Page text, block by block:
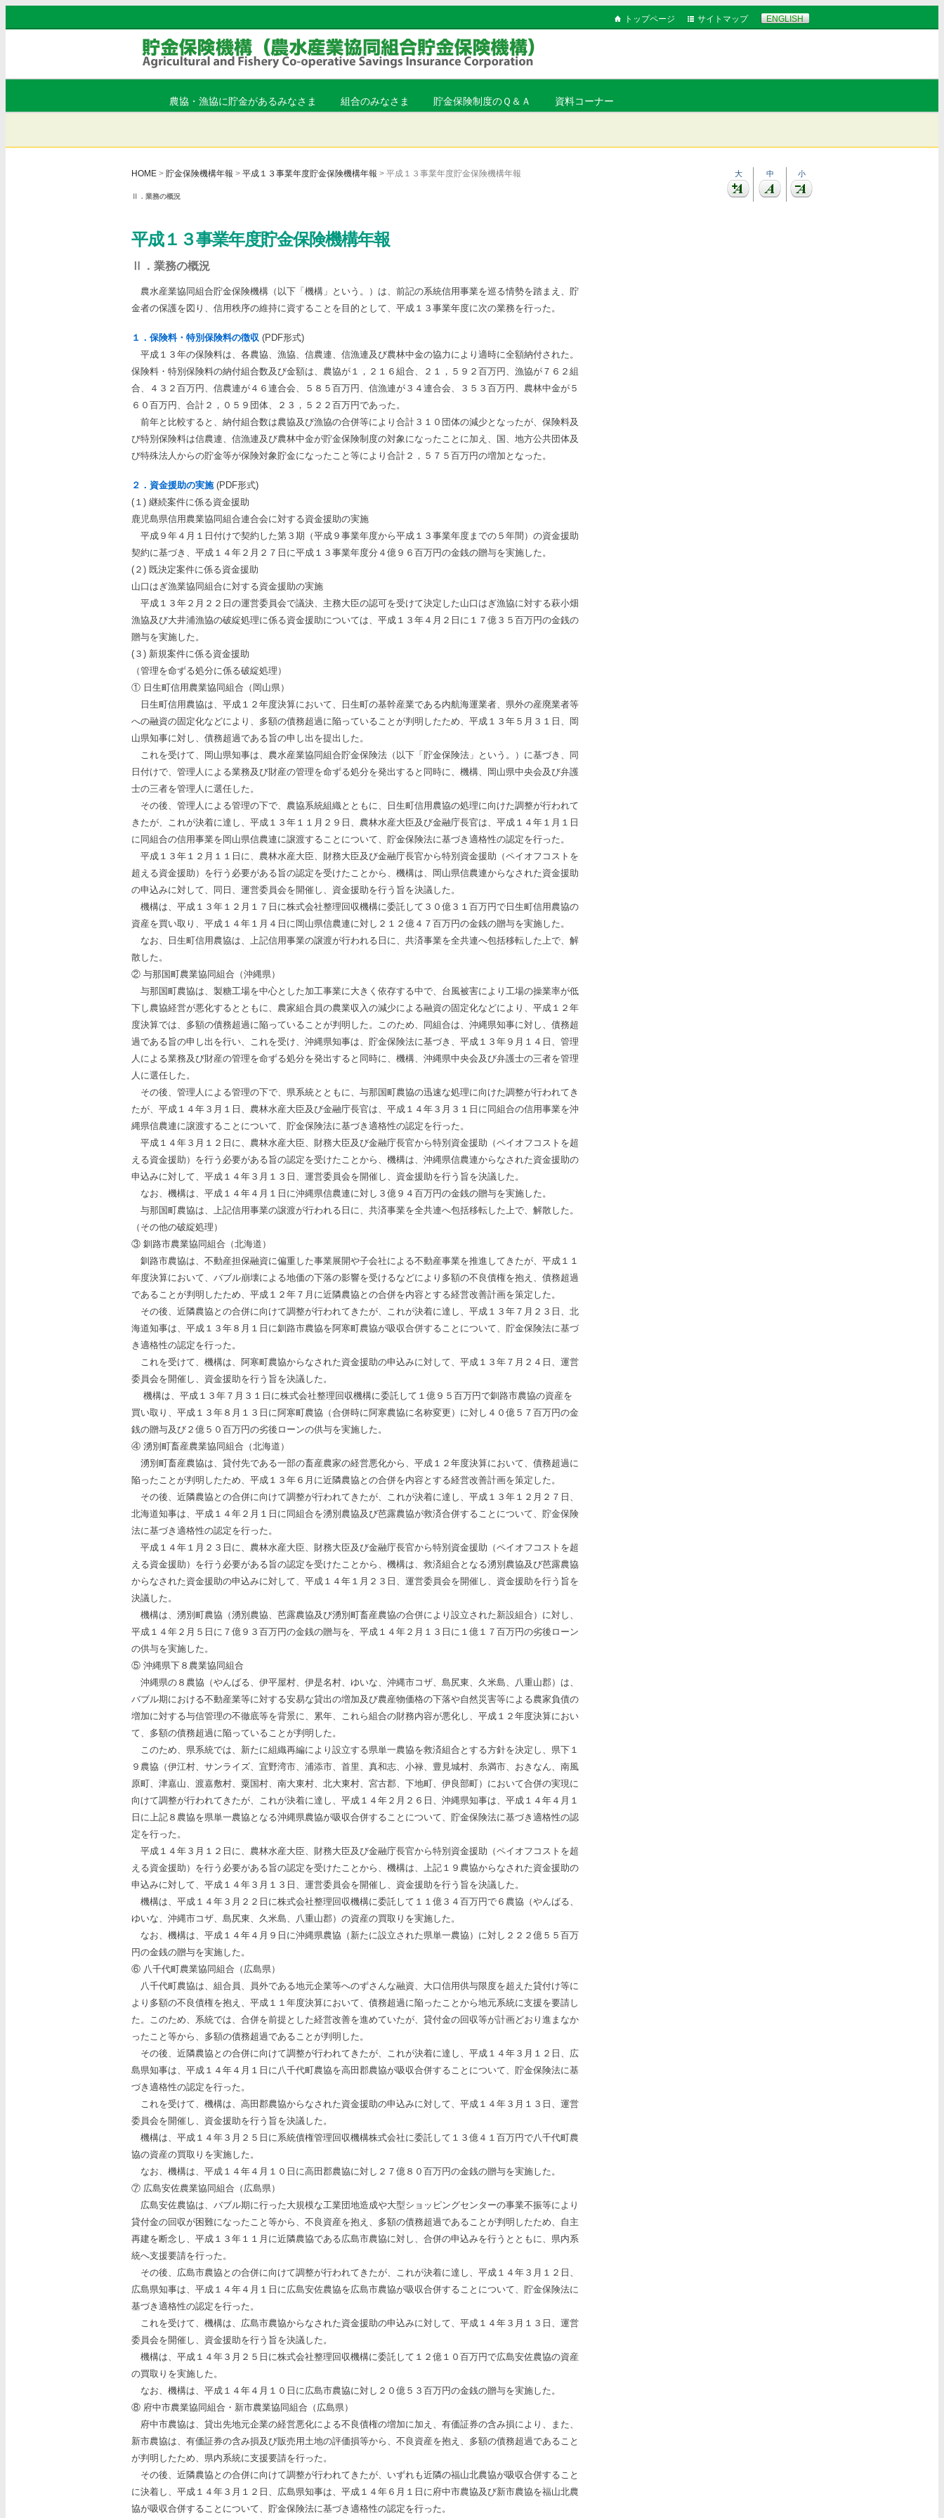
トップページ サイトマップ ENGLISH
農協・漁協に貯金があるみなさま 組合のみなさま 貯金保険制度のＱ＆Ａ 資料コーナー
HOME > 貯金保険機構年報 > 平成１３事業年度貯金保険機構年報 > 平成１３事業年度貯金保険機構年報
Ⅱ．業務の概況
平成１３事業年度貯金保険機構年報
Ⅱ．業務の概況
農水産業協同組合貯金保険機構（以下「機構」という。）は、前記の系統信用事業を巡る情勢を踏まえ、貯
金者の保護を図り、信用秩序の維持に資することを目的として、平成１３事業年度に次の業務を行った。
１．保険料・特別保険料の徴収 (PDF形式)
平成１３年の保険料は、各農協、漁協、信農連、信漁連及び農林中金の協力により適時に全額納付された。
保険料・特別保険料の納付組合数及び金額は、農協が１，２１６組合、２１，５９２百万円、漁協が７６２組
合、４３２百万円、信農連が４６連合会、５８５百万円、信漁連が３４連合会、３５３百万円、農林中金が５
６０百万円、合計２，０５９団体、２３，５２２百万円であった。
前年と比較すると、納付組合数は農協及び漁協の合併等により合計３１０団体の減少となったが、保険料及
び特別保険料は信農連、信漁連及び農林中金が貯金保険制度の対象になったことに加え、国、地方公共団体及
び特殊法人からの貯金等が保険対象貯金になったこと等により合計２，５７５百万円の増加となった。
２．資金援助の実施(PDF形式)
(１) 継続案件に係る資金援助
鹿児島県信用農業協同組合連合会に対する資金援助の実施
平成９年４月１日付けで契約した第３期（平成９事業年度から平成１３事業年度までの５年間）の資金援助
契約に基づき、平成１４年２月２７日に平成１３事業年度分４億９６百万円の金銭の贈与を実施した。
(２) 既決定案件に係る資金援助
山口はぎ漁業協同組合に対する資金援助の実施
平成１３年２月２２日の運営委員会で議決、主務大臣の認可を受けて決定した山口はぎ漁協に対する萩小畑
漁協及び大井浦漁協の破綻処理に係る資金援助については、平成１３年４月２日に１７億３５百万円の金銭の
贈与を実施した。
(３) 新規案件に係る資金援助
（管理を命ずる処分に係る破綻処理）
① 日生町信用農業協同組合（岡山県）
日生町信用農協は、平成１２年度決算において、日生町の基幹産業である内航海運業者、県外の産廃業者等
への融資の固定化などにより、多額の債務超過に陥っていることが判明したため、平成１３年５月３１日、岡
山県知事に対し、債務超過である旨の申し出を提出した。
これを受けて、岡山県知事は、農水産業協同組合貯金保険法（以下「貯金保険法」という。）に基づき、同
日付けで、管理人による業務及び財産の管理を命ずる処分を発出すると同時に、機構、岡山県中央会及び弁護
士の三者を管理人に選任した。
その後、管理人による管理の下で、農協系統組織とともに、日生町信用農協の処理に向けた調整が行われて
きたが、これが決着に達し、平成１３年１１月２９日、農林水産大臣及び金融庁長官は、平成１４年１月１日
に同組合の信用事業を岡山県信農連に譲渡することについて、貯金保険法に基づき適格性の認定を行った。
平成１３年１２月１１日に、農林水産大臣、財務大臣及び金融庁長官から特別資金援助（ペイオフコストを
超える資金援助）を行う必要がある旨の認定を受けたことから、機構は、岡山県信農連からなされた資金援助
の申込みに対して、同日、運営委員会を開催し、資金援助を行う旨を決議した。
機構は、平成１３年１２月１７日に株式会社整理回収機構に委託して３０億３１百万円で日生町信用農協の
資産を買い取り、平成１４年１月４日に岡山県信農連に対し２１２億４７百万円の金銭の贈与を実施した。
なお、日生町信用農協は、上記信用事業の譲渡が行われる日に、共済事業を全共連へ包括移転した上で、解
散した。
② 与那国町農業協同組合（沖縄県）
与那国町農協は、製糖工場を中心とした加工事業に大きく依存する中で、台風被害により工場の操業率が低
下し農協経営が悪化するとともに、農家組合員の農業収入の減少による融資の固定化などにより、平成１２年
度決算では、多額の債務超過に陥っていることが判明した。このため、同組合は、沖縄県知事に対し、債務超
過である旨の申し出を行い、これを受け、沖縄県知事は、貯金保険法に基づき、平成１３年９月１４日、管理
人による業務及び財産の管理を命ずる処分を発出すると同時に、機構、沖縄県中央会及び弁護士の三者を管理
人に選任した。
その後、管理人による管理の下で、県系統とともに、与那国町農協の迅速な処理に向けた調整が行われてき
たが、平成１４年３月１日、農林水産大臣及び金融庁長官は、平成１４年３月３１日に同組合の信用事業を沖
縄県信農連に譲渡することについて、貯金保険法に基づき適格性の認定を行った。
平成１４年３月１２日に、農林水産大臣、財務大臣及び金融庁長官から特別資金援助（ペイオフコストを超
える資金援助）を行う必要がある旨の認定を受けたことから、機構は、沖縄県信農連からなされた資金援助の
申込みに対して、平成１４年３月１３日、運営委員会を開催し、資金援助を行う旨を決議した。
なお、機構は、平成１４年４月１日に沖縄県信農連に対し３億９４百万円の金銭の贈与を実施した。
与那国町農協は、上記信用事業の譲渡が行われる日に、共済事業を全共連へ包括移転した上で、解散した。
（その他の破綻処理）
③ 釧路市農業協同組合（北海道）
釧路市農協は、不動産担保融資に偏重した事業展開や子会社による不動産事業を推進してきたが、平成１１
年度決算において、バブル崩壊による地価の下落の影響を受けるなどにより多額の不良債権を抱え、債務超過
であることが判明したため、平成１２年７月に近隣農協との合併を内容とする経営改善計画を策定した。
その後、近隣農協との合併に向けて調整が行われてきたが、これが決着に達し、平成１３年７月２３日、北
海道知事は、平成１３年８月１日に釧路市農協を阿寒町農協が吸収合併することについて、貯金保険法に基づ
き適格性の認定を行った。
これを受けて、機構は、阿寒町農協からなされた資金援助の申込みに対して、平成１３年７月２４日、運営
委員会を開催し、資金援助を行う旨を決議した。
機構は、平成１３年７月３１日に株式会社整理回収機構に委託して１億９５百万円で釧路市農協の資産を
買い取り、平成１３年８月１３日に阿寒町農協（合併時に阿寒農協に名称変更）に対し４０億５７百万円の金
銭の贈与及び２億５０百万円の劣後ローンの供与を実施した。
④ 湧別町畜産農業協同組合（北海道）
湧別町畜産農協は、貸付先である一部の畜産農家の経営悪化から、平成１２年度決算において、債務超過に
陥ったことが判明したため、平成１３年６月に近隣農協との合併を内容とする経営改善計画を策定した。
その後、近隣農協との合併に向けて調整が行われてきたが、これが決着に達し、平成１３年１２月２７日、
北海道知事は、平成１４年２月１日に同組合を湧別農協及び芭露農協が救済合併することについて、貯金保険
法に基づき適格性の認定を行った。
平成１４年１月２３日に、農林水産大臣、財務大臣及び金融庁長官から特別資金援助（ペイオフコストを超
える資金援助）を行う必要がある旨の認定を受けたことから、機構は、救済組合となる湧別農協及び芭露農協
からなされた資金援助の申込みに対して、平成１４年１月２３日、運営委員会を開催し、資金援助を行う旨を
決議した。
機構は、湧別町農協（湧別農協、芭露農協及び湧別町畜産農協の合併により設立された新設組合）に対し、
平成１４年２月５日に７億９３百万円の金銭の贈与を、平成１４年２月１３日に１億１７百万円の劣後ローン
の供与を実施した。
⑤ 沖縄県下８農業協同組合
沖縄県の８農協（やんばる、伊平屋村、伊是名村、ゆいな、沖縄市コザ、島尻東、久米島、八重山郡）は、
バブル期における不動産業等に対する安易な貸出の増加及び農産物価格の下落や自然災害等による農家負債の
増加に対する与信管理の不徹底等を背景に、累年、これら組合の財務内容が悪化し、平成１２年度決算におい
て、多額の債務超過に陥っていることが判明した。
このため、県系統では、新たに組織再編により設立する県単一農協を救済組合とする方針を決定し、県下１
９農協（伊江村、サンライズ、宜野湾市、浦添市、首里、真和志、小禄、豊見城村、糸満市、おきなん、南風
原町、津嘉山、渡嘉敷村、粟国村、南大東村、北大東村、宮古郡、下地町、伊良部町）において合併の実現に
向けて調整が行われてきたが、これが決着に達し、平成１４年２月２６日、沖縄県知事は、平成１４年４月１
日に上記８農協を県単一農協となる沖縄県農協が吸収合併することについて、貯金保険法に基づき適格性の認
定を行った。
平成１４年３月１２日に、農林水産大臣、財務大臣及び金融庁長官から特別資金援助（ペイオフコストを超
える資金援助）を行う必要がある旨の認定を受けたことから、機構は、上記１９農協からなされた資金援助の
申込みに対して、平成１４年３月１３日、運営委員会を開催し、資金援助を行う旨を決議した。
機構は、平成１４年３月２２日に株式会社整理回収機構に委託して１１億３４百万円で６農協（やんばる、
ゆいな、沖縄市コザ、島尻東、久米島、八重山郡）の資産の買取りを実施した。
なお、機構は、平成１４年４月９日に沖縄県農協（新たに設立された県単一農協）に対し２２２億５５百万
円の金銭の贈与を実施した。
⑥ 八千代町農業協同組合（広島県）
八千代町農協は、組合員、員外である地元企業等へのずさんな融資、大口信用供与限度を超えた貸付け等に
より多額の不良債権を抱え、平成１１年度決算において、債務超過に陥ったことから地元系統に支援を要請し
た。このため、系統では、合併を前提とした経営改善を進めていたが、貸付金の回収等が計画どおり進まなか
ったこと等から、多額の債務超過であることが判明した。
その後、近隣農協との合併に向けて調整が行われてきたが、これが決着に達し、平成１４年３月１２日、広
島県知事は、平成１４年４月１日に八千代町農協を高田郡農協が吸収合併することについて、貯金保険法に基
づき適格性の認定を行った。
これを受けて、機構は、高田郡農協からなされた資金援助の申込みに対して、平成１４年３月１３日、運営
委員会を開催し、資金援助を行う旨を決議した。
機構は、平成１４年３月２５日に系統債権管理回収機構株式会社に委託して１３億４１百万円で八千代町農
協の資産の買取りを実施した。
なお、機構は、平成１４年４月１０日に高田郡農協に対し２７億８０百万円の金銭の贈与を実施した。
⑦ 広島安佐農業協同組合（広島県）
広島安佐農協は、バブル期に行った大規模な工業団地造成や大型ショッピングセンターの事業不振等により
貸付金の回収が困難になったこと等から、不良資産を抱え、多額の債務超過であることが判明したため、自主
再建を断念し、平成１３年１１月に近隣農協である広島市農協に対し、合併の申込みを行うとともに、県内系
統へ支援要請を行った。
その後、広島市農協との合併に向けて調整が行われてきたが、これが決着に達し、平成１４年３月１２日、
広島県知事は、平成１４年４月１日に広島安佐農協を広島市農協が吸収合併することについて、貯金保険法に
基づき適格性の認定を行った。
これを受けて、機構は、広島市農協からなされた資金援助の申込みに対して、平成１４年３月１３日、運営
委員会を開催し、資金援助を行う旨を決議した。
機構は、平成１４年３月２５日に株式会社整理回収機構に委託して１２億１０百万円で広島安佐農協の資産
の買取りを実施した。
なお、機構は、平成１４年４月１０日に広島市農協に対し２０億５３百万円の金銭の贈与を実施した。
⑧ 府中市農業協同組合・新市農業協同組合（広島県）
府中市農協は、貸出先地元企業の経営悪化による不良債権の増加に加え、有価証券の含み損により、また、
新市農協は、有価証券の含み損及び販売用土地の評価損等から、不良資産を抱え、多額の債務超過であること
が判明したため、県内系統に支援要請を行った。
その後、近隣農協との合併に向けて調整が行われてきたが、いずれも近隣の福山北農協が吸収合併すること
に決着し、平成１４年３月１２日、広島県知事は、平成１４年６月１日に府中市農協及び新市農協を福山北農
協が吸収合併することについて、貯金保険法に基づき適格性の認定を行った。
大 中 小